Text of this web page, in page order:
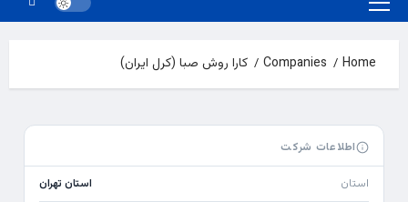
Primary
Home
Companies کارا روش صبا (کرل ایران)
اطلاعات شرکت
استان استان تهران